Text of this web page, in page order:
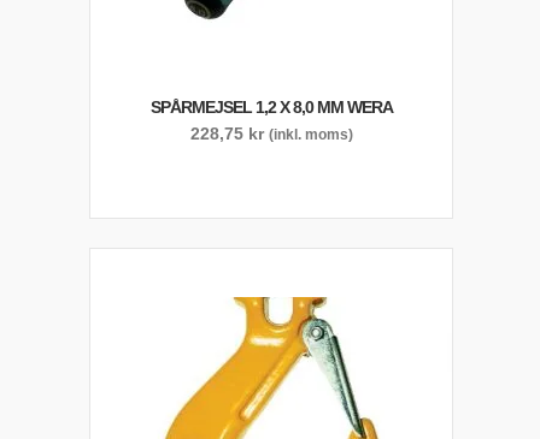
SPÅRMEJSEL 1,2 X 8,0 MM WERA
228,75 kr (inkl. moms)